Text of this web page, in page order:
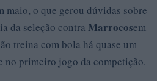
maio, o que gerou dúvidas sobre
da seleção contra Marrocosem
treina com bola há quase um
no primeiro jogo da competição.